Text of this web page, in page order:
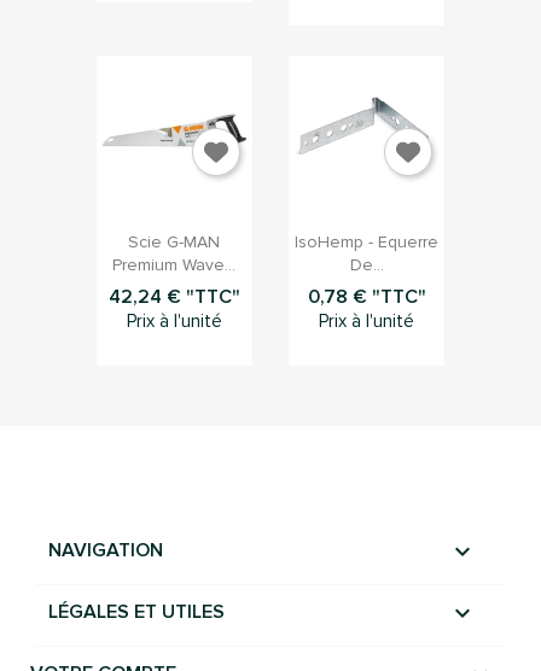
Aperçu rapide
Scie G-MAN
Premium Wave...
42,24 € "TTC"
Prix à l'unité
Aperçu rapide
IsoHemp - Equerre
De...
0,78 € "TTC"
Prix à l'unité
NAVIGATION 
LÉGALES ET UTILES 